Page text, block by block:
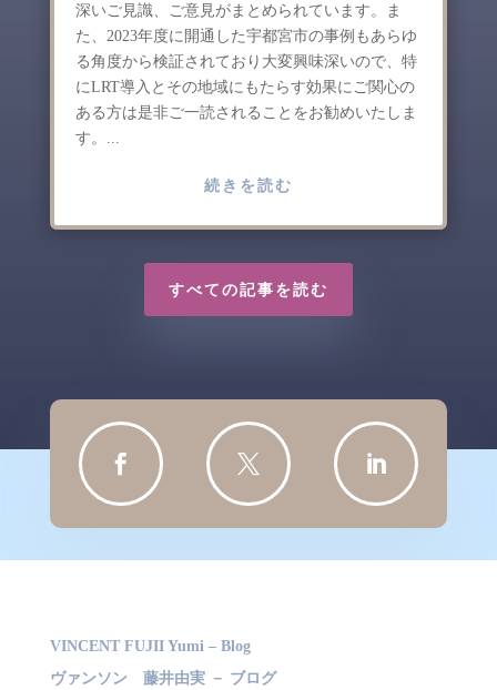
深いご見識、ご意見がまとめられています。ま
た、2023年度に開通した宇都宮市の事例もあらゆ
る角度から検証されており大変興味深いので、特
にLRT導入とその地域にもたらす効果にご関心の
ある方は是非ご一読されることをお勧めいたしま
す。...
続きを読む
すべての記事を読む
  
VINCENT FUJII Yumi – Blog
ヴァンソン 藤井由実 － ブログ